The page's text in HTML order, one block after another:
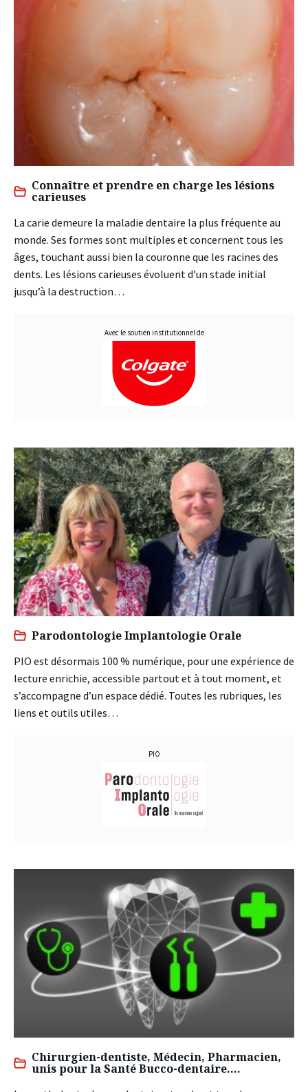
Connaître et prendre en charge les lésions
carieuses
La carie demeure la maladie dentaire la plus fréquente au
monde. Ses formes sont multiples et concernent tous les
âges, touchant aussi bien la couronne que les racines des
dents. Les lésions carieuses évoluent d’un stade initial
jusqu’à la destruction…
Avec le soutien institutionnel de
Parodontologie Implantologie Orale
PIO est désormais 100 % numérique, pour une expérience de
lecture enrichie, accessible partout et à tout moment, et
s’accompagne d’un espace dédié. Toutes les rubriques, les
liens et outils utiles…
PIO
Chirurgien-dentiste, Médecin, Pharmacien,
unis pour la Santé Bucco-dentaire….